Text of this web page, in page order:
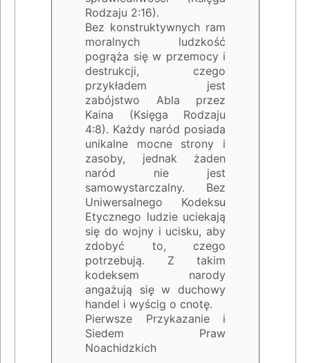
Rodzaju 2:16).
Bez konstruktywnych ram
moralnych ludzkość
pogrąża się w przemocy i
destrukcji, czego
przykładem jest
zabójstwo Abla przez
Kaina (Księga Rodzaju
4:8). Każdy naród posiada
unikalne mocne strony i
zasoby, jednak żaden
naród nie jest
samowystarczalny. Bez
Uniwersalnego Kodeksu
Etycznego ludzie uciekają
się do wojny i ucisku, aby
zdobyć to, czego
potrzebują. Z takim
kodeksem narody
angażują się w duchowy
handel i wyścig o cnotę.
Pierwsze Przykazanie i
Siedem Praw
Noachidzkich